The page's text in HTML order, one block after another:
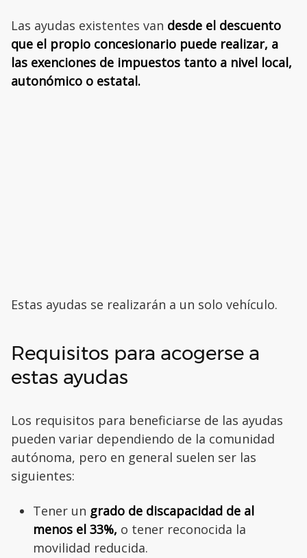
Las ayudas existentes van desde el descuento
que el propio concesionario puede realizar, a
las exenciones de impuestos tanto a nivel local,
autonómico o estatal.
Estas ayudas se realizarán a un solo vehículo.
Requisitos para acogerse a
estas ayudas
Los requisitos para beneficiarse de las ayudas
pueden variar dependiendo de la comunidad
autónoma, pero en general suelen ser las
siguientes:
Tener un grado de discapacidad de al
menos el 33%, o tener reconocida la
movilidad reducida.